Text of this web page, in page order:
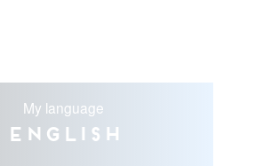
My language
English